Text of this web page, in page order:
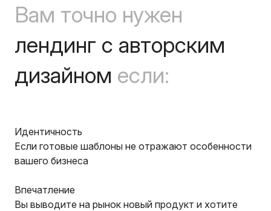
Вам точно нужен
лендинг с авторским
дизайном если:
Идентичность
Если готовые шаблоны не отражают особенности
вашего бизнеса
Впечатление
Вы выводите на рынок новый продукт и хотите